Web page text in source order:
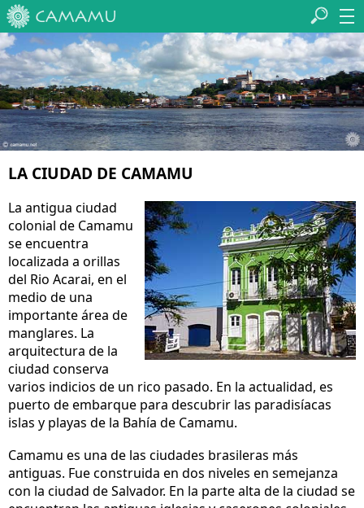
LA CIUDAD DE CAMAMU
La antigua ciudad
colonial de Camamu
se encuentra
localizada a orillas
del Rio Acarai, en el
medio de una
importante área de
manglares. La
arquitectura de la
ciudad conserva
varios indicios de un rico pasado. En la actualidad, es
puerto de embarque para descubrir las paradisíacas
islas y playas de la Bahía de Camamu.
Camamu es una de las ciudades brasileras más
antiguas. Fue construida en dos niveles en semejanza
con la ciudad de Salvador. En la parte alta de la ciudad se